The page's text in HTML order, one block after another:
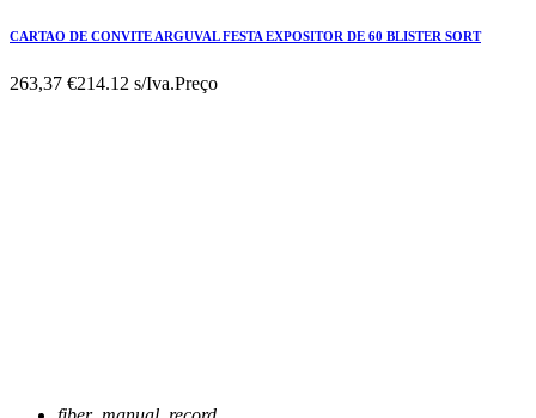
CARTAO DE CONVITE ARGUVAL FESTA EXPOSITOR DE 60 BLISTER SORT
263,37 €214.12 s/Iva.Preço